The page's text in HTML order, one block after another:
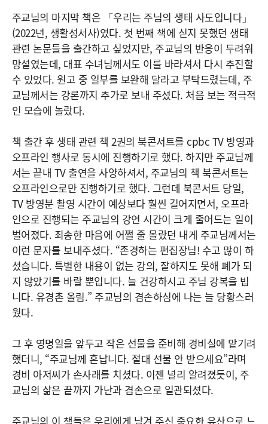
주교님의 마지막 책은 「우리는 주님의 생태 사도입니다」
(2022년, 생활성서사)였다. 첫 번째 책에 싣지 못했던 생태
관련 논문들을 출간하고 싶었지만, 주교님의 반응이 두려워
망설였는데, 대표 수녀님께서도 이를 바라셔서 다시 추진할
수 있었다. 원고 중 일부를 보완해 달라고 부탁드렸는데, 주
교님께서는 강론까지 추가로 보내 주셨다. 처음 보는 적극적
인 모습에 놀랐다.
책 출간 후 생태 관련 책 2권의 북콘서트를 cpbc TV 방영과
오프라인 행사로 동시에 진행하기로 했다. 하지만 주교님께
서는 끝내 TV 출연을 사양하셔서, 주교님의 책 북콘서트는
오프라인으로만 진행하기로 했다. 그런데 북콘서트 당일,
TV 방영분 촬영 시간이 예상보다 훨씬 길어지면서, 오프라
인으로 진행되는 주교님의 강연 시간이 크게 줄어드는 일이
벌어졌다. 죄송한 마음에 어쩔 줄 몰랐던 내게 주교님께서는
이런 문자를 보내주셨다. “존경하는 편집장님! 수고 많이 하
셨습니다. 특별한 내용이 없는 강의, 잘하지도 못해 폐가 되
지 않았기를 바랄 뿐입니다. 늘 건강하시고 주님 강복을 빕
니다. 유경촌 올림.” 주교님의 겸손하심에 나는 늘 당황스러
웠다.
그 후 영명일을 앞두고 작은 선물을 준비해 경비실에 맡기려
했더니, “주교님께 혼납니다. 절대 선물 안 받으세요”라며
경비 아저씨가 손사래를 치셨다. 이젠 널리 알려졌듯이, 주
교님의 삶은 끝까지 가난과 겸손으로 일관되셨다.
주교님의 이 책들은 우리에게 남겨 주신 중요한 유산으로 느